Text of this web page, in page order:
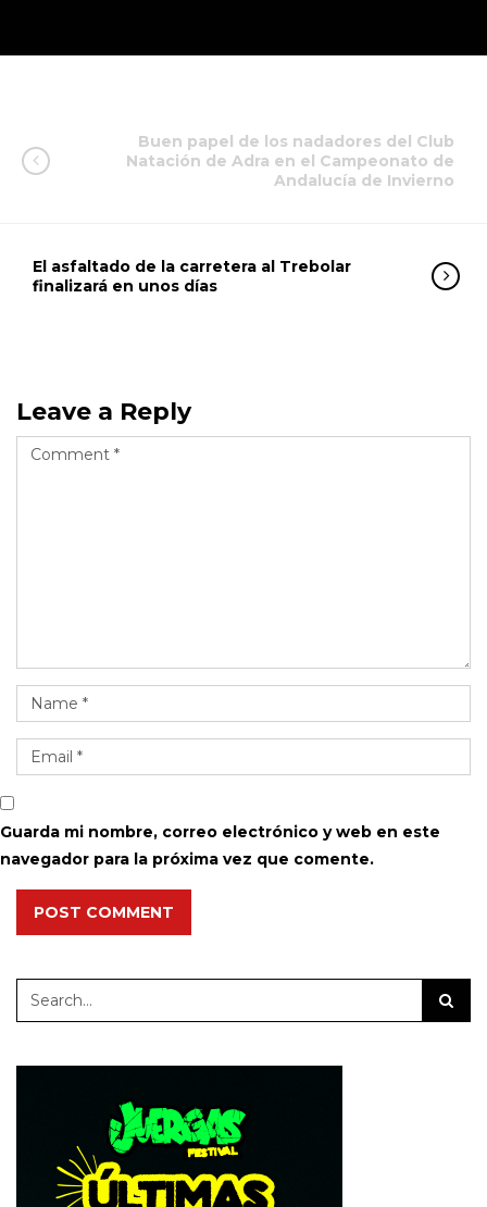
Buen papel de los nadadores del Club
Natación de Adra en el Campeonato de
Andalucía de Invierno
El asfaltado de la carretera al Trebolar
finalizará en unos días
Leave a Reply
Guarda mi nombre, correo electrónico y web en este
navegador para la próxima vez que comente.
POST COMMENT